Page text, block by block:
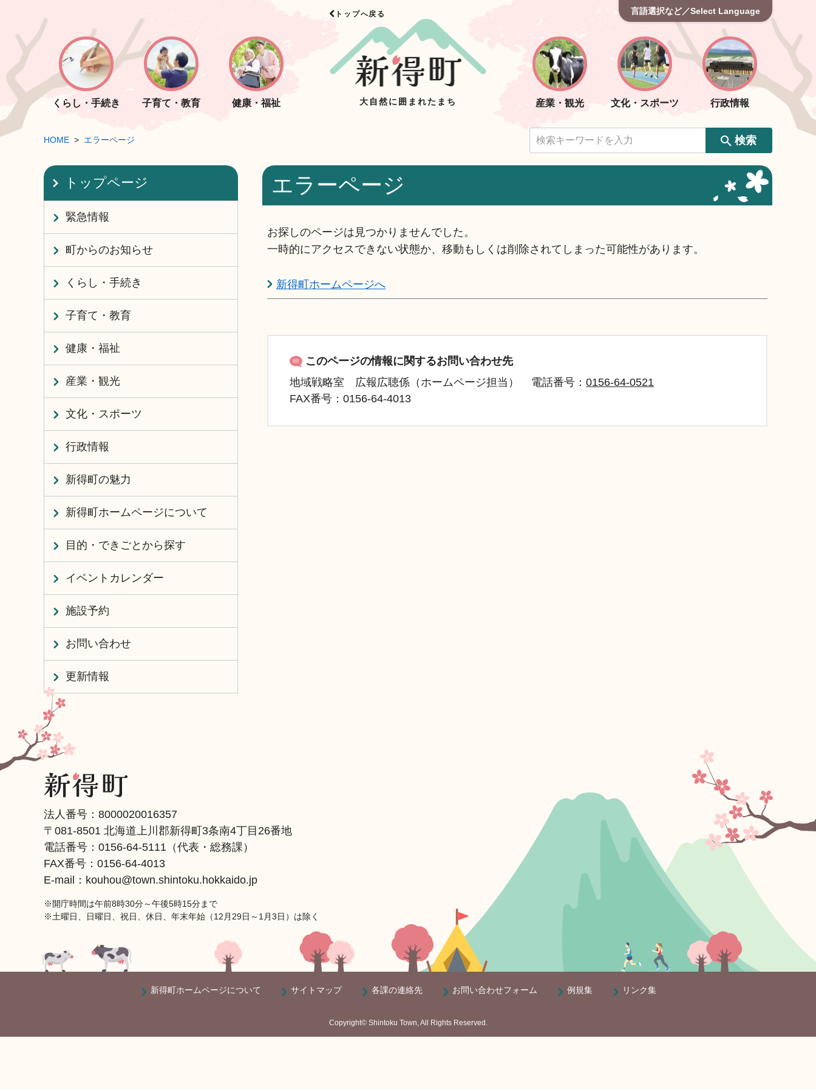
トップへ戻る
大自然に囲まれたまち
言語選択など／Select Language
くらし・手続き 子育て・教育 健康・福祉 産業・観光 文化・スポーツ 行政情報
HOME エラーページ 検索
エラーページ
お探しのページは見つかりませんでした。
一時的にアクセスできない状態か、移動もしくは削除されてしまった可能性があります。
新得町ホームページへ
このページの情報に関するお問い合わせ先
地域戦略室 広報広聴係（ホームページ担当）
電話番号：0156-64-0521
FAX番号：0156-64-4013
トップページ
緊急情報
町からのお知らせ
くらし・手続き
子育て・教育
健康・福祉
産業・観光
文化・スポーツ
行政情報
新得町の魅力
新得町ホームページについて
目的・できごとから探す
イベントカレンダー
施設予約
お問い合わせ
更新情報
法人番号：8000020016357
〒081-8501 北海道上川郡新得町3条南4丁目26番地
電話番号： 0156-64-5111 （代表・総務課）
FAX番号：0156-64-4013
E-mail：kouhou@town.shintoku.hokkaido.jp
※開庁時間は午前8時30分～午後5時15分まで
※土曜日、日曜日、祝日、休日、年末年始（12月29日～1月3日）は除く
新得町ホームページについて サイトマップ 各課の連絡先 お問い合わせフォーム 例規集 リンク集
Copyright© Shintoku Town, All Rights Reserved.